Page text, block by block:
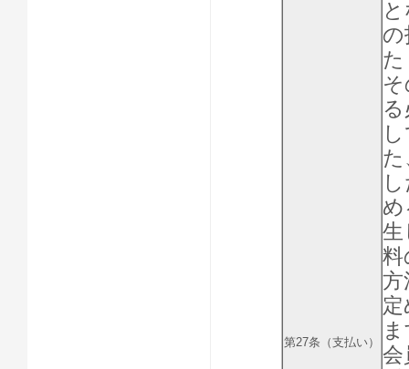
第27条（支払い）
生
料
方
会